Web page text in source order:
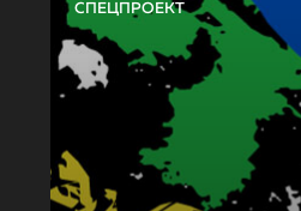
СПЕЦПРОЕКТ